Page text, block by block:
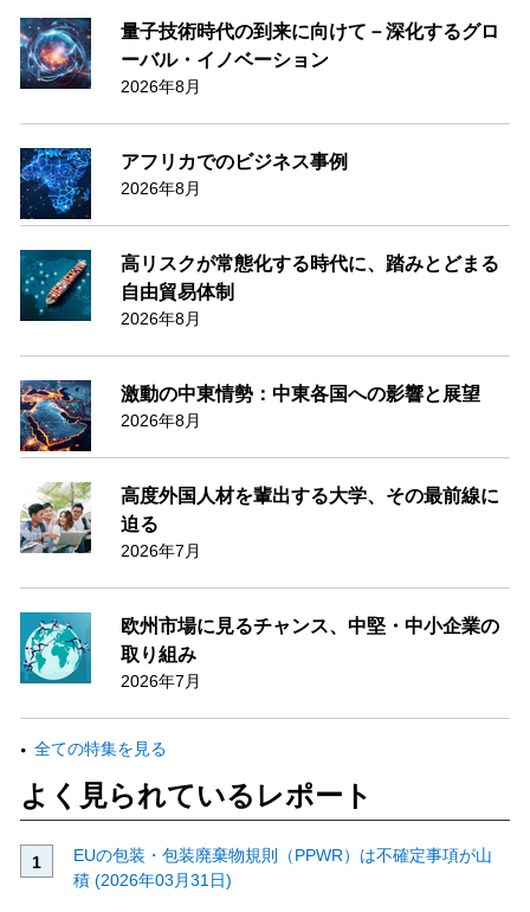
量子技術時代の到来に向けて－深化するグロ
ーバル・イノベーション
2026年8月
アフリカでのビジネス事例
2026年8月
高リスクが常態化する時代に、踏みとどまる
自由貿易体制
2026年8月
激動の中東情勢：中東各国への影響と展望
2026年8月
高度外国人材を輩出する大学、その最前線に
迫る
2026年7月
欧州市場に見るチャンス、中堅・中小企業の
取り組み
2026年7月
全ての特集を見る
よく見られているレポート
EUの包装・包装廃棄物規則（PPWR）は不確定事項が山
積 (2026年03月31日)